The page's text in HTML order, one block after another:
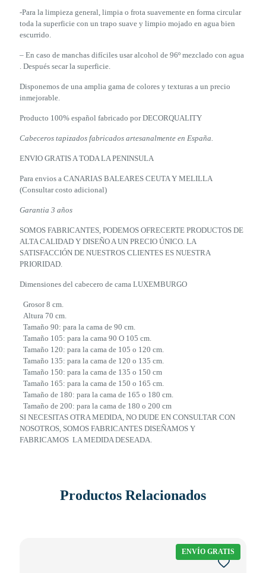
-Para la limpieza general, limpia o frota suavemente en forma circular
toda la superficie con un trapo suave y limpio mojado en agua bien
escurrido.
– En caso de manchas difíciles usar alcohol de 96º mezclado con agua
. Después secar la superficie.
Disponemos de una amplia gama de colores y texturas a un precio
inmejorable.
Producto 100% español fabricado por DECORQUALITY
Cabeceros tapizados fabricados artesanalmente en España.
ENVIO GRATIS A TODA LA PENINSULA
Para envios a CANARIAS BALEARES CEUTA Y MELILLA
(Consultar costo adicional)
Garantia 3 años
SOMOS FABRICANTES, PODEMOS OFRECERTE PRODUCTOS DE
ALTA CALIDAD Y DISEÑO A UN PRECIO ÚNICO. LA
SATISFACCIÓN DE NUESTROS CLIENTES ES NUESTRA
PRIORIDAD.
Dimensiones del cabecero de cama LUXEMBURGO
Grosor 8 cm.
Altura 70 cm.
Tamaño 90: para la cama de 90 cm.
Tamaño 105: para la cama 90 O 105 cm.
Tamaño 120: para la cama de 105 o 120 cm.
Tamaño 135: para la cama de 120 o 135 cm.
Tamaño 150: para la cama de 135 o 150 cm
Tamaño 165: para la cama de 150 o 165 cm.
Tamaño de 180: para la cama de 165 o 180 cm.
Tamaño de 200: para la cama de 180 o 200 cm
SI NECESITAS OTRA MEDIDA, NO DUDE EN CONSULTAR CON
NOSOTROS, SOMOS FABRICANTES DISEÑAMOS Y
FABRICAMOS LA MEDIDA DESEADA.
Productos Relacionados
ENVÍO GRATIS